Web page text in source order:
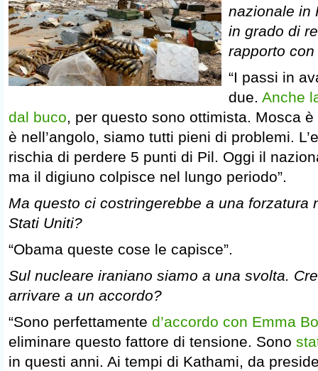
nazionale in
in grado di
rapporto
“I passi in
due. Anche
dal buco, per questo sono ottimista. Mosca è
è nell’angolo, siamo tutti pieni di problemi.
rischia di perdere 5 punti di Pil. Oggi il
ma il digiuno colpisce nel lungo periodo”.
Ma questo ci costringerebbe a una forzatura
Stati Uniti?
“Obama queste cose le capisce”.
Sul nucleare iraniano siamo a una svolta.
arrivare a un accordo?
“Sono perfettamente d’accordo con Emma
eliminare questo fattore di tensione. Sono
in questi anni. Ai tempi di Kathami, da